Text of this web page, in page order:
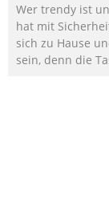
Wer trendy ist
hat mit
sich zu Hause
sein, denn die